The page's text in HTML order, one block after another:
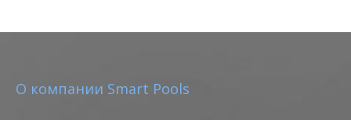
О компании Smart Pools